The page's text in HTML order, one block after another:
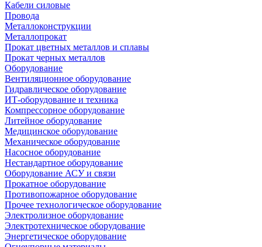
Кабели силовые
Провода
Металлоконструкции
Металлопрокат
Прокат цветных металлов и сплавы
Прокат черных металлов
Оборудование
Вентиляционное оборудование
Гидравлическое оборудование
ИТ-оборудование и техника
Компрессорное оборудование
Литейное оборудование
Медицинское оборудование
Механическое оборудование
Насосное оборудование
Нестандартное оборудование
Оборудование АСУ и связи
Прокатное оборудование
Противопожарное оборудование
Прочее технологическое оборудование
Электролизное оборудование
Электротехническое оборудование
Энергетическое оборудование